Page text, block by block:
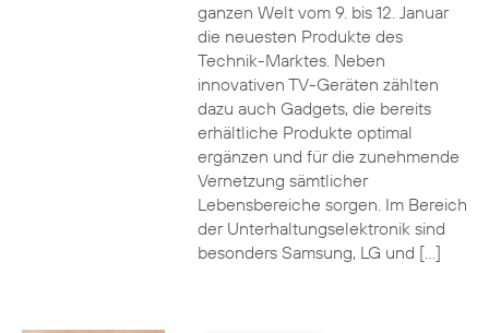
ganzen Welt vom 9. bis 12. Januar
die neuesten Produkte des
Technik-Marktes. Neben
innovativen TV-Geräten zählten
dazu auch Gadgets, die bereits
erhältliche Produkte optimal
ergänzen und für die zunehmende
Vernetzung sämtlicher
Lebensbereiche sorgen. Im Bereich
der Unterhaltungselektronik sind
besonders Samsung, LG und […]